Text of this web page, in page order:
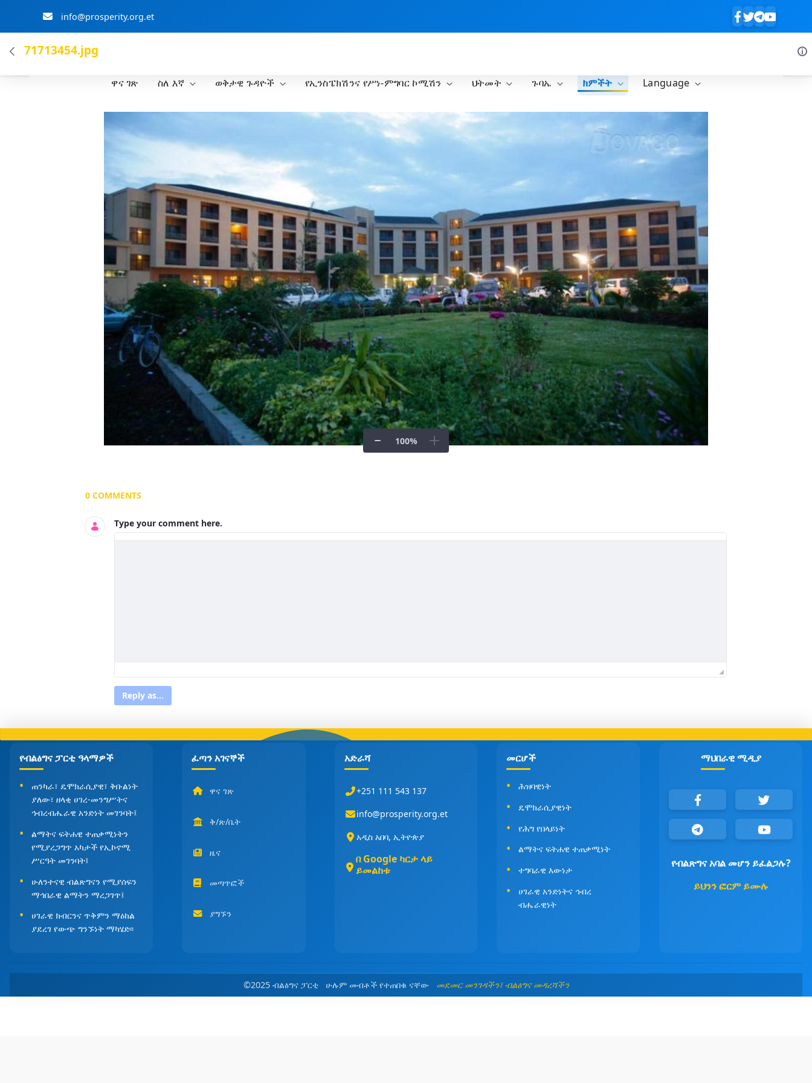
info@prosperity.org.et
ዋና ገጽ ስለ እኛ ወቅታዊ ጉዳዮች የኢንስፔክሽንና የሥነ-ምግባር ኮሚሽን ህትመት ጉባኤ ክምችት Language
71713454.jpg
100%
Documents and Media
0 COMMENTS
Type your comment here.
Reply as...
የብልፅግና ፓርቲ ዓላማዎች
ጠንካራ፣ ዴሞክራሲያዊ፣ ቅቡልነት
ያለው፣ ዘላቂ ሀገረ-መንግሥትና
ኅብረብሔራዊ አንድነት መገንባት፤
ልማትና ፍትሐዊ ተጠቃሚነትን
የሚያረጋግጥ አካታች የኢኮኖሚ
ሥርዓት መገንባት፤
ሁለንተናዊ ብልጽግናን የሚያሰፍን
ማኅበራዊ ልማትን ማረጋገጥ፤
ሀገራዊ ክብርንና ጥቅምን ማዕከል
ያደረገ የውጭ ግንኙነት ማካሄድ፡፡
ፈጣን አገናኞች
ዋና ገጽ
ቅ/ጽ/ቤት
ዜና
መጣጥፎች
ያግኙን
አድራሻ
+251 111 543 137
info@prosperity.org.et
አዲስ አበባ, ኢትዮጵያ
በ Google ካርታ ላይ
ይመልከቱ
መርሆች
ሕዝባዊነት
ዴሞክራሲያዊነት
የሕግ የበላይነት
ልማትና ፍትሐዊ ተጠቃሚነት
ተግባራዊ እውነታ
ሀገራዊ አንድነትና ኅብረ
ብሔራዊነት
ማህበራዊ ሚዲያ
የብልጽግና አባል መሆን ይፈልጋሉ?
ይህንን ፎርም ይሙሉ
©2025 ብልፅግና ፓርቲ ሁሉም መብቶች የተጠበቁ ናቸው መደመር መንገዳችን፤ ብልፅግና መዳረሻችን